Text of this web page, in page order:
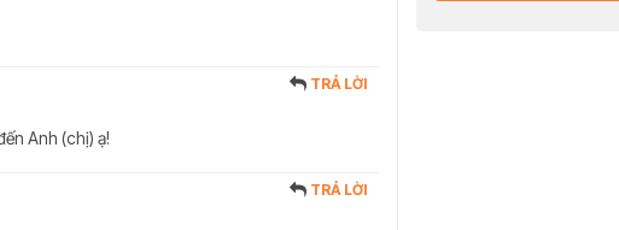
TRẢ LỜI
Anh (chị) ạ!
TRẢ LỜI